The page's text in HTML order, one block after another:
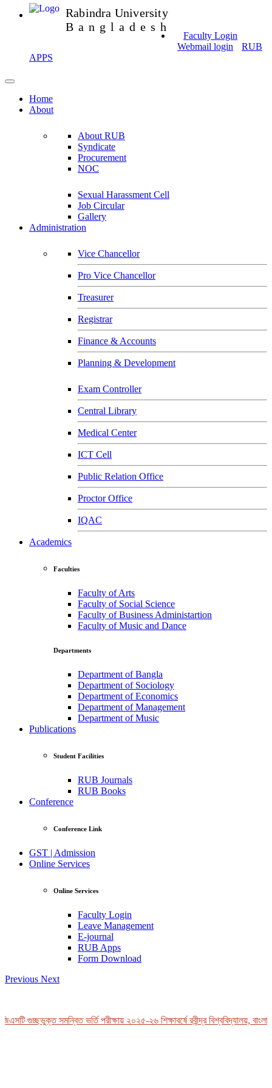
Rabindra University
Bangladesh
Faculty Login
Webmail login
RUB
APPS
Home
About
About RUB
Syndicate
Procurement
NOC
Sexual Harassment Cell
Job Circular
Gallery
Administration
Vice Chancellor
Pro Vice Chancellor
Treasurer
Registrar
Finance & Accounts
Planning & Development
Exam Controller
Central Library
Medical Center
ICT Cell
Public Relation Office
Proctor Office
IQAC
Academics
Faculties
Faculty of Arts
Faculty of Social Science
Faculty of Business Administartion
Faculty of Music and Dance
Departments
Department of Bangla
Department of Sociology
Department of Economics
Department of Management
Department of Music
Publications
Student Facilities
RUB Journals
RUB Books
Conference
Conference Link
GST | Admission
Online Services
Online Services
Faculty Login
Leave Management
E-journal
RUB Apps
Form Download
Previous Next
গুচ্ছভুক্ত সমন্বিত ভর্তি পরীক্ষায় ২০২৫-২৬ শিক্ষাবর্ষে রবীন্দ্র বিশ্ববিদ্যালয়,